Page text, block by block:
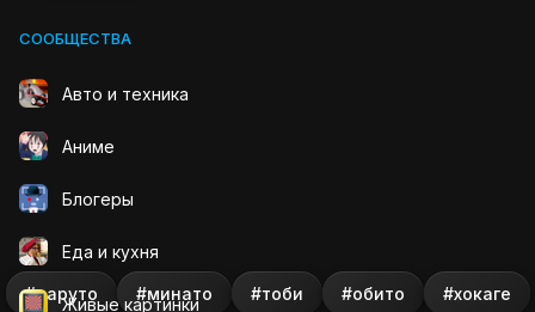
СООБЩЕСТВА
Авто и техника
Аниме
Блогеры
Еда и кухня
Живые картинки
#наруто #минато #тоби #обито #хокаге